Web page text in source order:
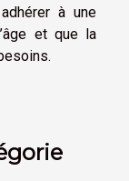
à une
et que la